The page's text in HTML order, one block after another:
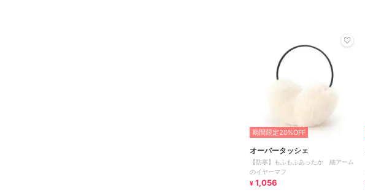
期間限定20%OFF
オーバータッシェ
【防寒】もふもふあったか 細アーム
のイヤーマフ
¥ 1,056